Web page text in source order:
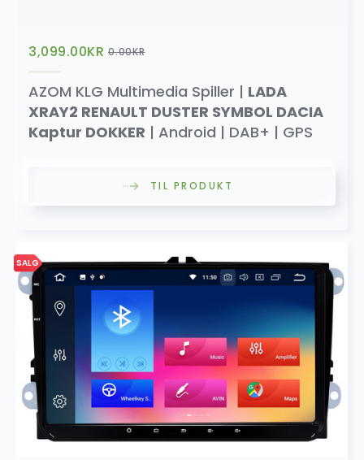
3,099.00KR 0.00KR
AZOM KLG Multimedia Spiller | LADA
XRAY2 RENAULT DUSTER SYMBOL DACIA
Kaptur DOKKER | Android | DAB+ | GPS
TIL PRODUKT
SALG